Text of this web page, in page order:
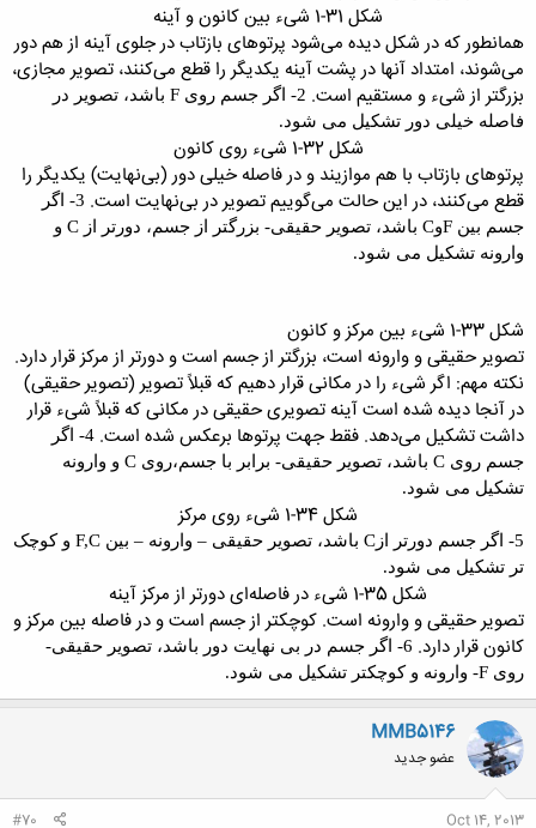
شکل 31-1 شیء بین کانون و آینه
همانطور که در شکل دیده می‌شود پرتوهای بازتاب در جلوی آینه از هم دور
می‌شوند، امتداد آنها در پشت آینه یکدیگر را قطع می‌کنند، تصویر مجازی،
بزرگتر از شیء و مستقیم است. 2- اگر جسم روی
باشد، تصویر در
فاصله خیلی دور تشکیل می شود.
شکل 32-1 شیء روی کانون
پرتوهای بازتاب با هم موازیند و در فاصله‌ خیلی دور (بی‌نهایت) یکدیگر را
قطع می‌کنند، در این حالت می‌گوییم تصویر در بی‌نهایت است.
3- اگر
جسم بین FوC باشد، تصویر حقیقی- بزرگتر از جسم، دورتر از C و
وارونه تشکیل می شود.
شکل 33-1 شیء بین مرکز و کانون
تصویر حقیقی و وارونه است، بزرگتر از جسم است و دورتر از مرکز قرار دارد.
نکته مهم: اگر شیء را در مکانی قرار دهیم که قبلاً تصویر (تصویر حقیقی)
در آنجا دیده شده است آینه تصویری حقیقی در مکانی که قبلاً شیء قرار
داشت تشکیل می‌دهد. فقط جهت پرتوها برعکس شده است.
4- اگر
جسم روی C باشد، تصویر حقیقی- برابر با جسم،‌روی C و وارونه
تشکیل می شود.
شکل 34-1 شیء روی مرکز
5- اگر جسم دورتر از C باشد، تصویر حقیقی – وارونه – بین
و کوچک
تر تشکیل می شود.
شکل 35-1 شیء در فاصله‌ای دورتر از مرکز آینه
تصویر حقیقی و وارونه است. کوچکتر از جسم است و در فاصله بین مرکز و
کانون قرار دارد. 6- اگر جسم در بی نهایت دور باشد، تصویر حقیقی
-
روی
وارونه و کوچکتر تشکیل می شود.
MMB5146
عضو جدید
Oct 14, 2013
#70